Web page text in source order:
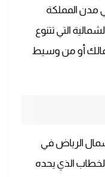
في مدن المملكة
التي تتنوع
أو من وسيط
الرياض في
الذي يحده